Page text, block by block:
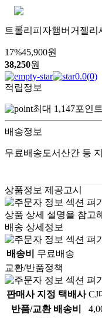
트롤리피자햄버거젤
17%45,900원
38,250원
0.0(0)
적립정보
최대 1,147포인트
배송정보
무료배송도서산간 등
상품정보 제공고시
상품 상세 설명을 참고
배송 상세정보
배송비
무료배송
교환/반품정책
판매사 지정 택배사 CJ
반품/교환 배송비